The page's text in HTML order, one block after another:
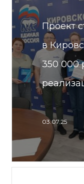
Проект
в
350 000
03.07.25